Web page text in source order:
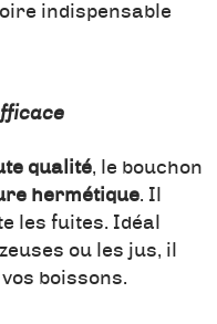
indispensable
qualité, le bouchon
hermétique. Il
les fuites. Idéal
ou les jus, il
boissons.